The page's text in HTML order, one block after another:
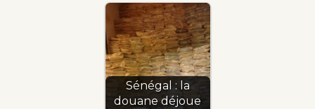
Sénégal : la
douane déjoue